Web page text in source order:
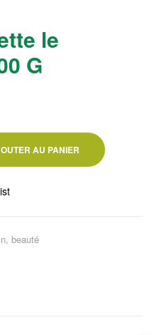
le
G
AU PANIER
beauté